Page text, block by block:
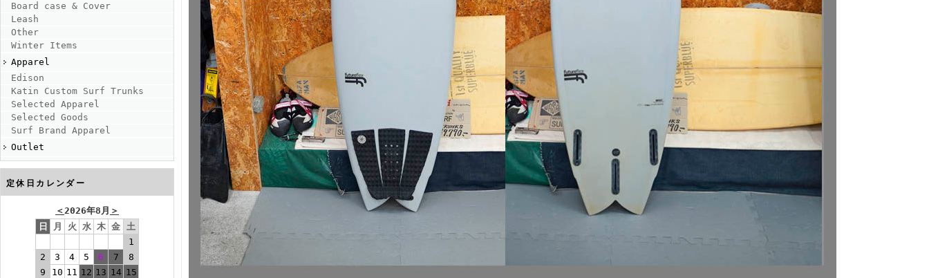
Board case & Cover
Leash
Other
Winter Items
Apparel
Edison
Katin Custom Surf Trunks
Selected Apparel
Selected Goods
Surf Brand Apparel
Outlet
定休日カレンダー
＜2026年8月 ＞
日
月 火 水 木 金 土
1
2
3 4 5 6 7
8
9
10 11 12 13 14 15